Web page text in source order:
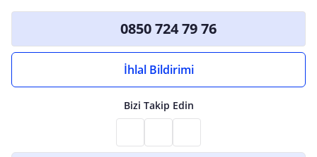
0850 724 79 76
İhlal Bildirimi
Bizi Takip Edin